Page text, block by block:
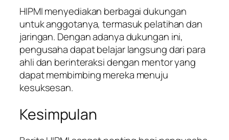
HIPMI menyediakan berbagai dukungan
untuk anggotanya, termasuk pelatihan dan
jaringan. Dengan adanya dukungan ini,
pengusaha dapat belajar langsung dari para
ahli dan berinteraksi dengan mentor yang
dapat membimbing mereka menuju
kesuksesan.
Kesimpulan